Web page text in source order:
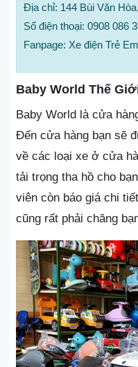
Địa chỉ: 144 Bùi Văn
Số điện thoại: 0908 086
Fanpage: Xe điện Trẻ
Baby World Thế
Baby World là cửa
Đến cửa hàng bạn sẽ
về các loại xe ở cửa
tải trọng tha hồ cho
viên còn báo giá chi
cũng rất phải chăng